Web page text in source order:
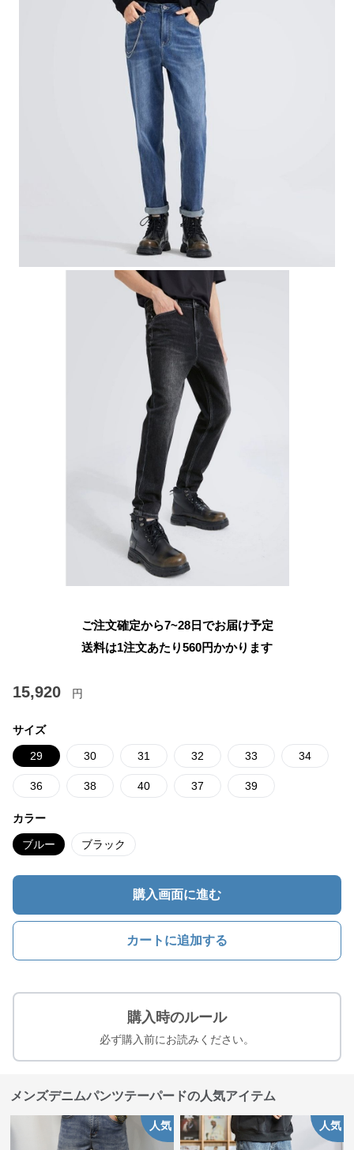
ご注文確定から7~28日でお届け予定
送料は1注文あたり560円かかります
15,920 円
サイズ
29 30 31 32 33 34
36 38 40 37 39
カラー
ブルー ブラック
購入画面に進む
カートに追加する
購入時のルール
必ず購入前にお読みください。
メンズデニムパンツテーパードの人気アイテム
人気 人気